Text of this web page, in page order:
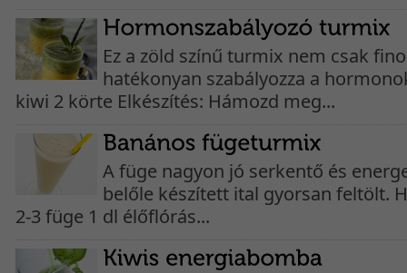
Ez a zöld színű turmix nem csak
hatékonyan szabályozza a
kiwi 2 körte Elkészítés: Hámozd meg...
A füge nagyon jó serkentő és
belőle készített ital gyorsan feltölt.
2-3 füge 1 dl élőflórás...